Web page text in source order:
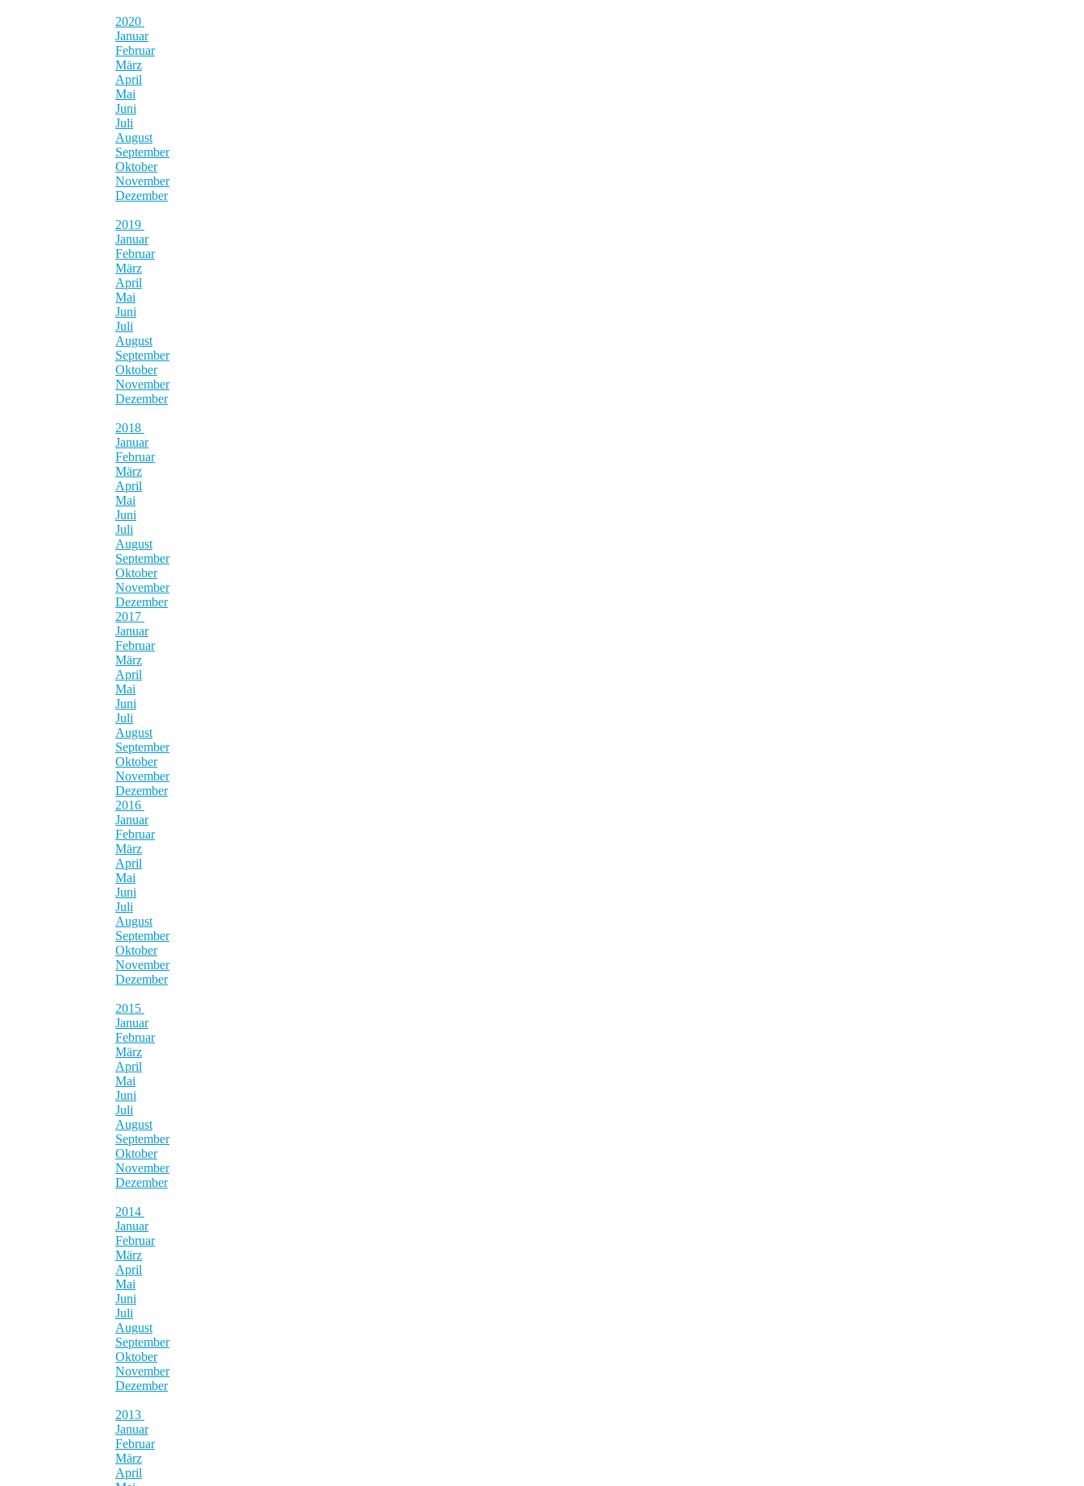
2020
Januar
Februar
März
April
Mai
Juni
Juli
August
September
Oktober
November
Dezember
2019
Januar
Februar
März
April
Mai
Juni
Juli
August
September
Oktober
November
Dezember
2018
Januar
Februar
März
April
Mai
Juni
Juli
August
September
Oktober
November
Dezember
2017
Januar
Februar
März
April
Mai
Juni
Juli
August
September
Oktober
November
Dezember
2016
Januar
Februar
März
April
Mai
Juni
Juli
August
September
Oktober
November
Dezember
2015
Januar
Februar
März
April
Mai
Juni
Juli
August
September
Oktober
November
Dezember
2014
Januar
Februar
März
April
Mai
Juni
Juli
August
September
Oktober
November
Dezember
2013
Januar
Februar
März
April